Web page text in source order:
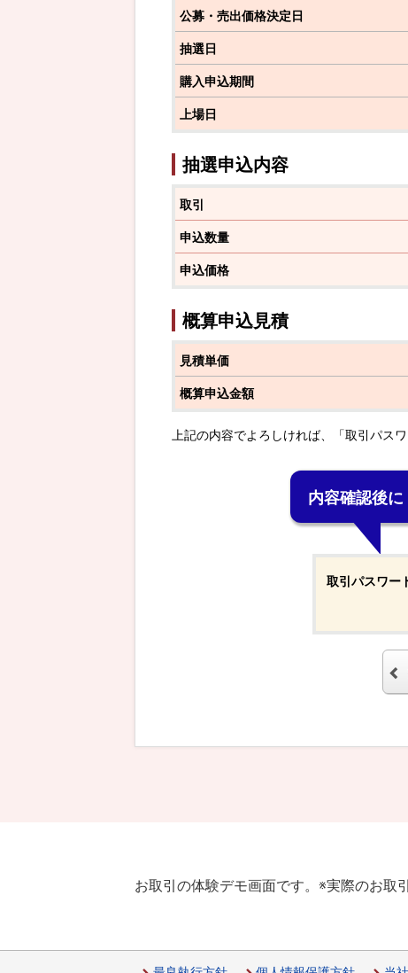
公募・売出価格決定日
抽選日
購入申込期間
上場日
抽選申込内容
取引
申込数量
申込価格
概算申込見積
見積単価
概算申込金額
上記の内容でよろしければ、「取引パス
内容確認後
取引パスワー
お取引の体験デモ画面です。 ※実際のお取